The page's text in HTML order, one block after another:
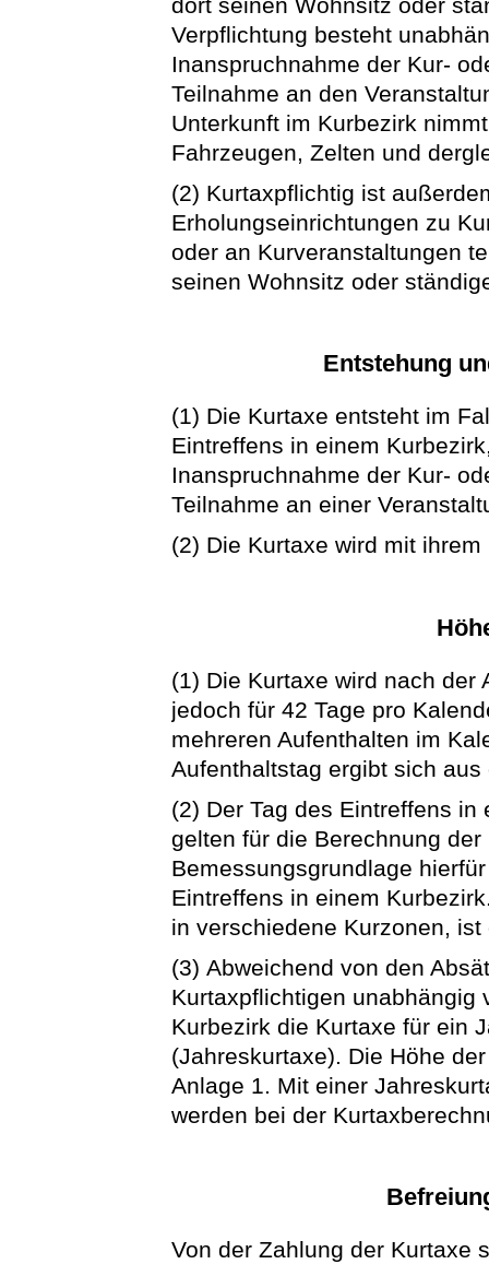
Verpflichtung besteht
Inanspruchnahme der Kur-
Teilnahme an den
Unterkunft im Kurbezirk
Fahrzeugen, Zelten und
(2) Kurtaxpflichtig ist
Erholungseinrichtungen zu
oder an Kurveranstaltungen
seinen Wohnsitz oder
Entstehung
(1) Die Kurtaxe entsteht im
Eintreffens in einem
Inanspruchnahme der Kur-
Teilnahme an einer
(2) Die Kurtaxe wird mit
(1) Die Kurtaxe wird nach der
jedoch für 42 Tage pro
mehreren Aufenthalten im
Aufenthaltstag ergibt sich aus
(2) Der Tag des Eintreffens
gelten für die Berechnung
Bemessungsgrundlage
Eintreffens in einem
in verschiedene Kurzonen,
(3) Abweichend von den
Kurtaxpflichtigen unabhängig
Kurbezirk die Kurtaxe für ein
(Jahreskurtaxe). Die Höhe
Anlage 1. Mit einer
werden bei der
Von der Zahlung der Kurtaxe